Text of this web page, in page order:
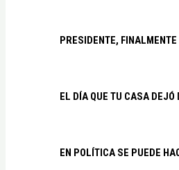
PRESIDENTE,
EL DÍA QUE TU CASA
EN POLÍTICA SE PUEDE